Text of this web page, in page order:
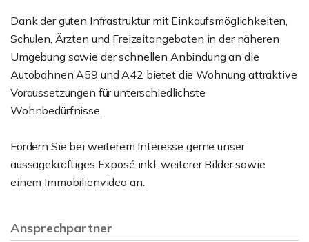
Dank der guten Infrastruktur mit Einkaufsmöglichkeiten,
Schulen, Ärzten und Freizeitangeboten in der näheren
Umgebung sowie der schnellen Anbindung an die
Autobahnen A59 und A42 bietet die Wohnung attraktive
Voraussetzungen für unterschiedlichste
Wohnbedürfnisse.
Fordern Sie bei weiterem Interesse gerne unser
aussagekräftiges Exposé inkl. weiterer Bilder sowie
einem Immobilienvideo an.
Ansprechpartner